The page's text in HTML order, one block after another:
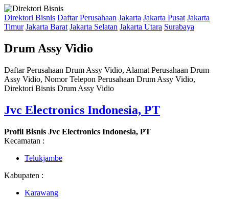
Direktori Bisnis Daftar Perusahaan Jakarta Jakarta Pusat Jakarta
Timur Jakarta Barat Jakarta Selatan Jakarta Utara Surabaya
Drum Assy Vidio
Daftar Perusahaan Drum Assy Vidio, Alamat Perusahaan Drum
Assy Vidio, Nomor Telepon Perusahaan Drum Assy Vidio,
Direktori Bisnis Drum Assy Vidio
Jvc Electronics Indonesia, PT
Profil Bisnis Jvc Electronics Indonesia, PT
Kecamatan :
Telukjambe
Kabupaten :
Karawang